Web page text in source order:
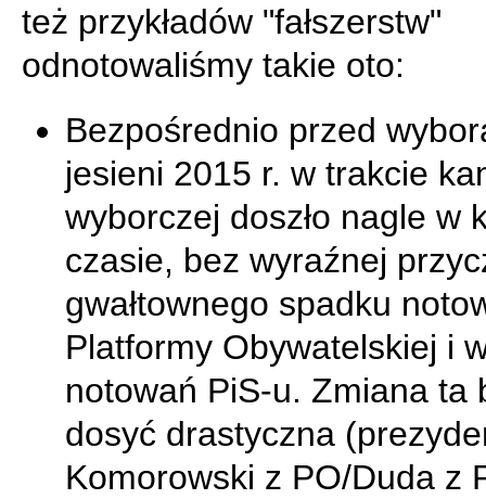
też przykładów "fałszerstw"
odnotowaliśmy takie oto:
Bezpośrednio przed
jesieni 2015 r. w trakcie
wyborczej doszło nagle w
czasie, bez wyraźnej
gwałtownego spadku
Platformy Obywatelskiej i
notowań PiS-u. Zmiana ta
dosyć drastyczna
Komorowski z PO/Duda z